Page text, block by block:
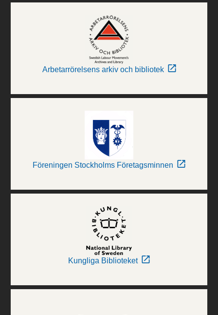
Arbetarrörelsens arkiv och bibliotek
Föreningen Stockholms Företagsminnen
Kungliga Biblioteket